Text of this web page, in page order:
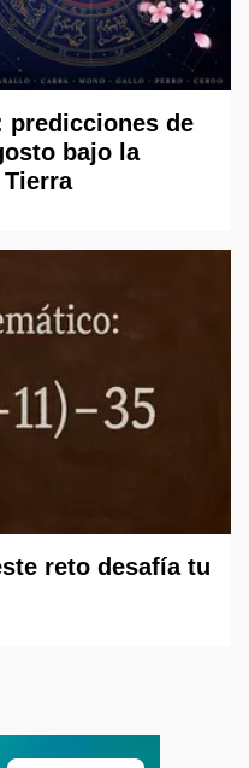
predicciones de
bajo la
reto desafía tu